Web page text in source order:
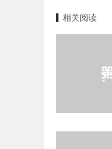
相关阅读